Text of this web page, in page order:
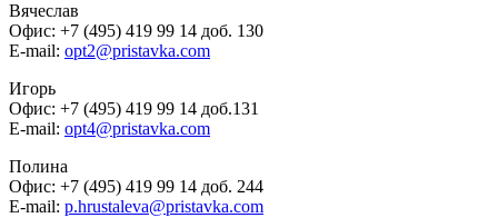
Вячеслав
Офис: +7 (495) 419 99 14 доб. 130
E-mail: opt2@pristavka.com
Игорь
Офис: +7 (495) 419 99 14 доб.131
E-mail: opt4@pristavka.com
Полина
Офис: +7 (495) 419 99 14 доб. 244
E-mail: p.hrustaleva@pristavka.com